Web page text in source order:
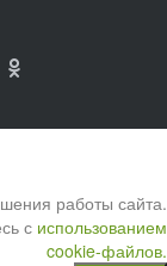
работы сайта.
с использованием
cookie-файлов.